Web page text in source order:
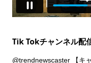
Tik Tokチャンネル配
@trendnewscaster【キ